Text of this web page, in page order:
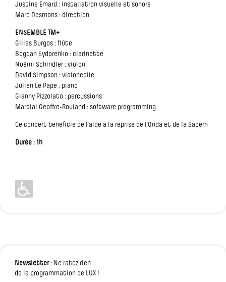
Justine Emard : installation visuelle et sonore
Marc Desmons : direction
ENSEMBLE TM+
Gilles Burgos : flûte
Bogdan Sydorenko : clarinette
Noëmi Schindler : violon
David Simpson : violoncelle
Julien Le Pape : piano
Gianny Pizzolato : percussions
Martial Geoffre-Rouland : software programming
Ce concert bénéficie de l’aide à la reprise de l’Onda et de la Sacem
Durée : 1h
Newsletter: Ne ratez rien
de la programmation de LUX !